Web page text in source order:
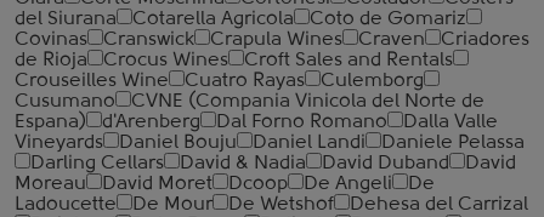
del Siurana
Cotarella Agricola
Coto de Gomariz
Covinas
Cranswick Crapula Wines Craven
Criadores
de Rioja
Crocus Wines
Croft Sales and Rentals
Crouseilles Wine
Cuatro Rayas
Culemborg
Cusumano
CVNE (Compania Vinicola del Norte de
Espana)
d'Arenberg Dal Forno Romano
Dalla Valle
Vineyards
Daniel Bouju Daniel Landi
Daniele Pelassa
Darling Cellars
David & Nadia David Duband
David
Moreau
David Moret Dcoop De Angeli
De
Ladoucette
De Mour De Wetshof
Dehesa del Carrizal